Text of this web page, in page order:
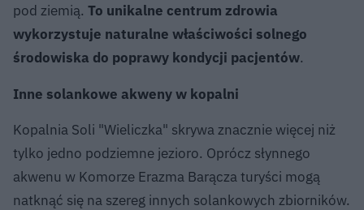
pod ziemią. To unikalne centrum zdrowia
wykorzystuje naturalne właściwości solnego
środowiska do poprawy kondycji pacjentów.
Inne solankowe akweny w kopalni
Kopalnia Soli "Wieliczka" skrywa znacznie więcej niż
tylko jedno podziemne jezioro. Oprócz słynnego
akwenu w Komorze Erazma Barącza turyści mogą
natknąć się na szereg innych solankowych zbiorników.